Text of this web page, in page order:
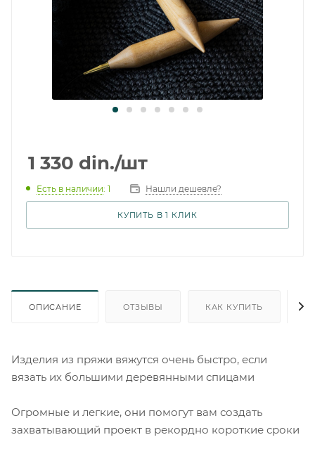
1 330 din./шт
Есть в наличии: 1 Нашли дешевле?
КУПИТЬ В 1 КЛИК
ОПИСАНИЕ ОТЗЫВЫ КАК КУПИТЬ
Изделия из пряжи вяжутся очень быстро, если
вязать их большими деревянными спицами
Огромные и легкие, они помогут вам создать
захватывающий проект в рекордно короткие сроки